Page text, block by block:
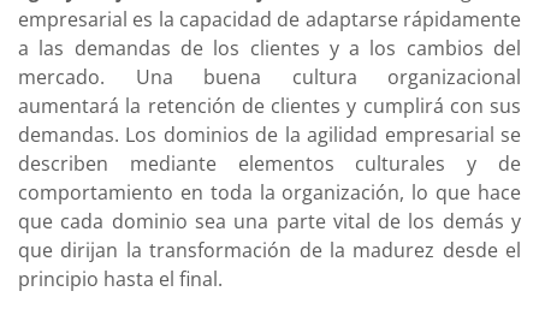
empresarial es la capacidad de adaptarse rápidamente
a las demandas de los clientes y a los cambios del
mercado. Una buena cultura organizacional
aumentará la retención de clientes y cumplirá con sus
demandas. Los dominios de la agilidad empresarial se
describen mediante elementos culturales y de
comportamiento en toda la organización, lo que hace
que cada dominio sea una parte vital de los demás y
que dirijan la transformación de la madurez desde el
principio hasta el final.